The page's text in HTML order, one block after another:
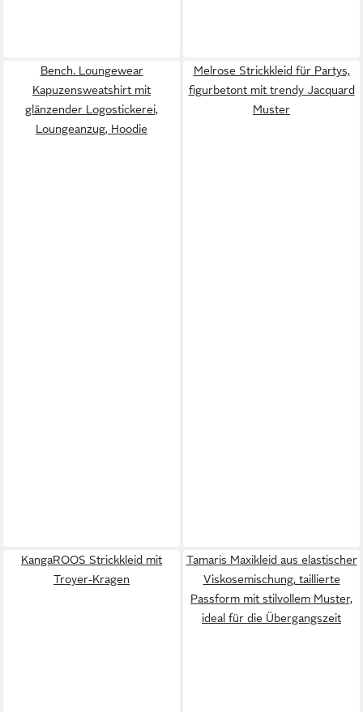
Bench. Loungewear
Kapuzensweatshirt mit
glänzender Logostickerei,
Loungeanzug, Hoodie
Melrose Strickkleid für Partys,
figurbetont mit trendy Jacquard
Muster
KangaROOS Strickkleid mit
Troyer-Kragen
Tamaris Maxikleid aus elastischer
Viskosemischung, taillierte
Passform mit stilvollem Muster,
ideal für die Übergangszeit